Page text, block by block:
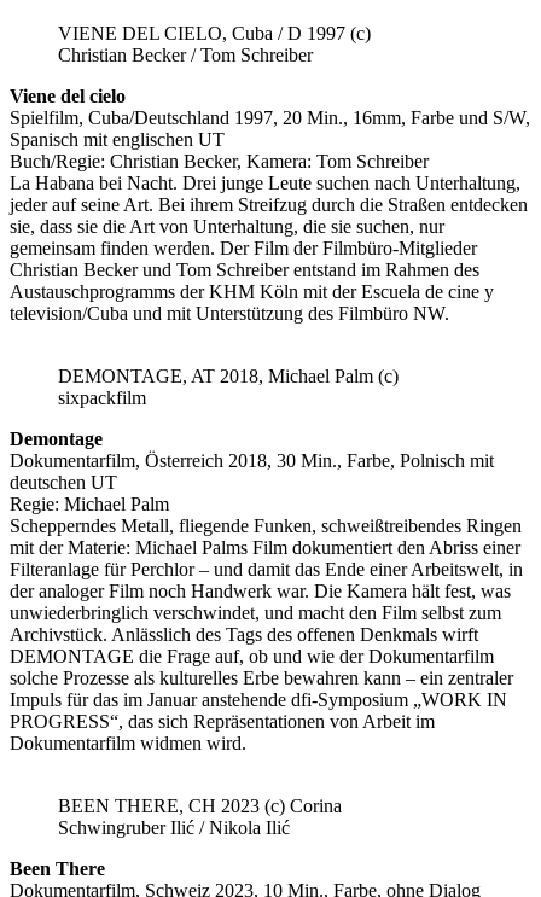
VIENE DEL CIELO, Cuba / D 1997 (c)
Christian Becker / Tom Schreiber
Viene del cielo
Spielfilm, Cuba/Deutschland 1997, 20 Min., 16mm, Farbe und S/W,
Spanisch mit englischen UT
Buch/Regie: Christian Becker, Kamera: Tom Schreiber
La Habana bei Nacht. Drei junge Leute suchen nach Unterhaltung,
jeder auf seine Art. Bei ihrem Streifzug durch die Straßen entdecken
sie, dass sie die Art von Unterhaltung, die sie suchen, nur
gemeinsam finden werden. Der Film der Filmbüro-Mitglieder
Christian Becker und Tom Schreiber entstand im Rahmen des
Austauschprogramms der KHM Köln mit der Escuela de cine y
television/Cuba und mit Unterstützung des Filmbüro NW.
DEMONTAGE, AT 2018, Michael Palm (c)
sixpackfilm
Demontage
Dokumentarfilm, Österreich 2018, 30 Min., Farbe, Polnisch mit
deutschen UT
Regie: Michael Palm
Schepperndes Metall, fliegende Funken, schweißtreibendes Ringen
mit der Materie: Michael Palms Film dokumentiert den Abriss einer
Filteranlage für Perchlor – und damit das Ende einer Arbeitswelt, in
der analoger Film noch Handwerk war. Die Kamera hält fest, was
unwiederbringlich verschwindet, und macht den Film selbst zum
Archivstück. Anlässlich des Tags des offenen Denkmals wirft
DEMONTAGE die Frage auf, ob und wie der Dokumentarfilm
solche Prozesse als kulturelles Erbe bewahren kann – ein zentraler
Impuls für das im Januar anstehende dfi-Symposium „WORK IN
PROGRESS“, das sich Repräsentationen von Arbeit im
Dokumentarfilm widmen wird.
BEEN THERE, CH 2023 (c) Corina
Schwingruber Ilić / Nikola Ilić
Been There
Dokumentarfilm, Schweiz 2023, 10 Min., Farbe, ohne Dialog